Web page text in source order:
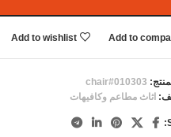
Add to
Add to wishlist
chair#010303
اثاث مطاعم وكافيهات